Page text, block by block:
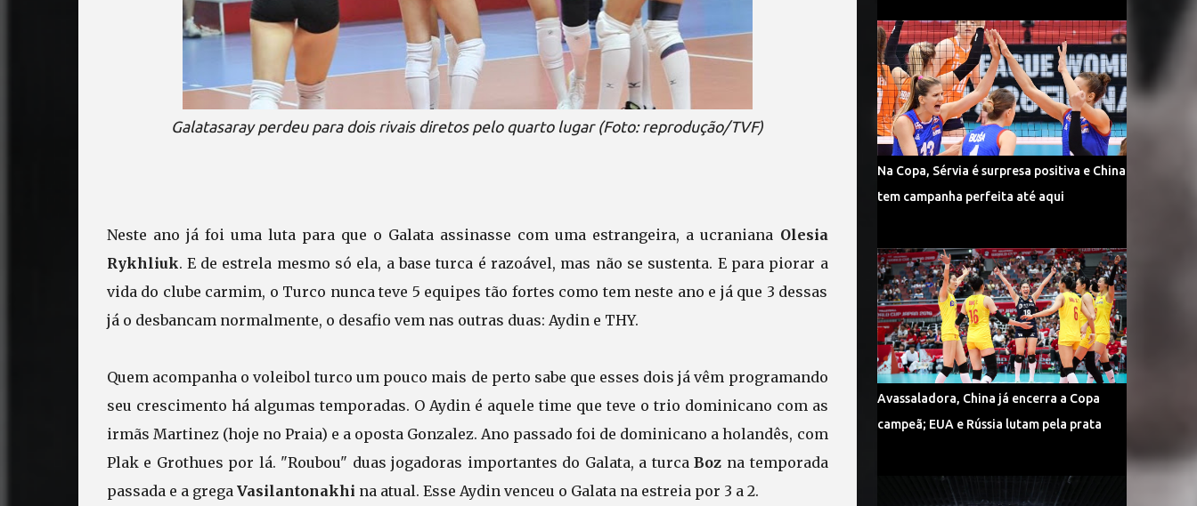
Galatasaray perdeu para dois rivais diretos pelo quarto lugar (Foto: reprodução/TVF)
Neste ano já foi uma luta para que o Galata assinasse com uma estrangeira, a ucraniana Olesia
Rykhliuk. E de estrela mesmo só ela, a base turca é razoável, mas não se sustenta. E para piorar a
vida do clube carmim, o Turco nunca teve 5 equipes tão fortes como tem neste ano e já que 3 dessas
já o desbancam normalmente, o desafio vem nas outras duas: Aydin e THY.
Quem acompanha o voleibol turco um pouco mais de perto sabe que esses dois já vêm programando
seu crescimento há algumas temporadas. O Aydin é aquele time que teve o trio dominicano com as
irmãs Martinez (hoje no Praia) e a oposta Gonzalez. Ano passado foi de dominicano a holandês, com
Plak e Grothues por lá. "Roubou" duas jogadoras importantes do Galata, a turcaBoz na temporada
passada e a grega Vasilantonakhi na atual. Esse Aydin venceu o Galata na estreia por 3 a 2.
Na Copa, Sérvia é surpresa positiva e China
tem campanha perfeita até aqui
Avassaladora, China já encerra a Copa
campeã; EUA e Rússia lutam pela prata